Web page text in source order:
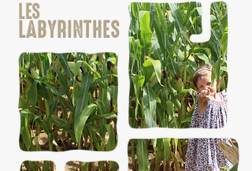
LES
LABYRINTHES